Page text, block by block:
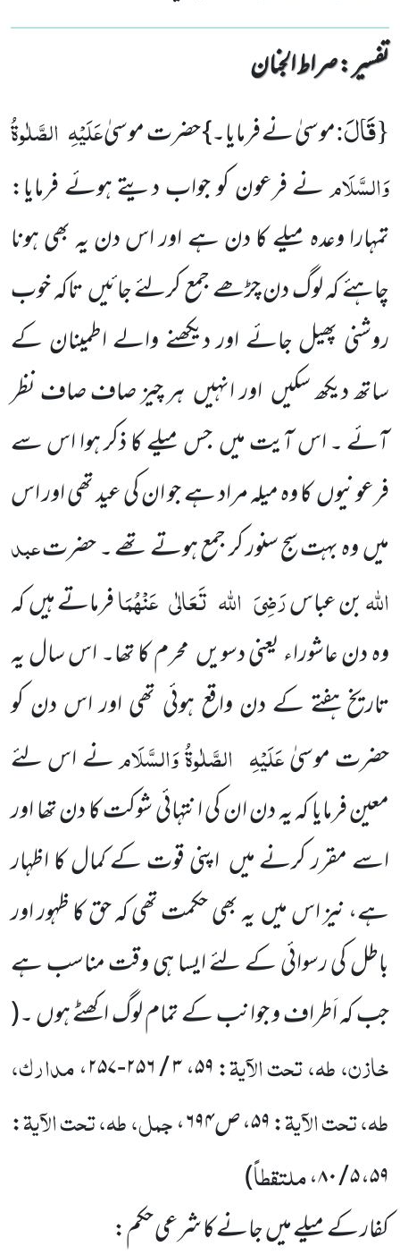
تفسیر : ‎صراط الجنان
{قَالَ:موسیٰ نے فرمایا۔} حضرت موسیٰعَلَیْہِ الصَّلٰوۃُ
وَالسَّلَامنے فرعون کو جواب دیتے ہوئے فرمایا:
تمہارا وعدہ میلے کا دن ہے اور اس دن یہ بھی ہونا
چاہئے کہ لوگ دن چڑھے جمع کرلئے جائیں تاکہ خوب
روشنی پھیل جائے اور دیکھنے والے اطمینان کے
ساتھ دیکھ سکیں اور انہیں ہر چیز صاف صاف نظر
آئے ۔ اس آیت میں جس میلے کا ذکر ہوا اس سے
فرعونیوں کا وہ میلہ مراد ہے جو ان کی عید تھی اور اس
میں وہ بہت سج سنور کر جمع ہوتے تھے ۔ حضرتعبد
اللہبن عباسرَضِیَ اللہ تَعَالٰی عَنْہُمَافرماتے ہیں کہ
وہ دن عاشوراء یعنی دسویں محرم کا تھا۔ اس سال یہ
تاریخ ہفتے کے دن واقع ہوئی تھی اور اس دن کو
حضرت موسیٰعَلَیْہِ الصَّلٰوۃُ وَالسَّلَامنے اس لئے
معین فرمایا کہ یہ دن ان کی انتہائی شوکت کا دن تھا اور
اسے مقرر کرنے میں اپنی قوت کے کمال کا اظہار
ہے، نیز اس میں یہ بھی حکمت تھی کہ حق کا ظہور اور
باطل کی رسوائی کے لئے ایسا ہی وقت مناسب ہے
جب کہ اَطراف و جوانب کے تمام لوگ اکھٹے ہوں ۔(
خازن، طہ، تحت الآیۃ:۵۹،۳ / ۲۵۶-۲۵۷ ،مدارک،
طہ، تحت الآیۃ:۵۹، ص۶۹۴،جمل، طہ، تحت الآیۃ:
۵۹،۵ / ۸۰ ،ملتقطاً)
کفار کے میلے میں جانے کا شرعی حکم: